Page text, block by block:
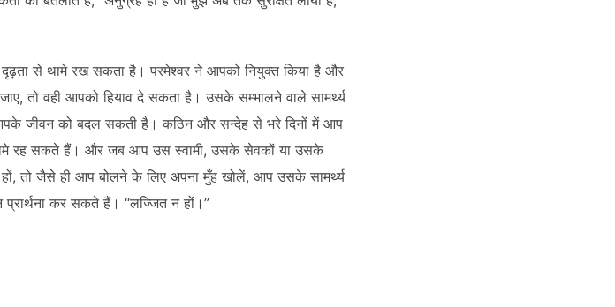
से थामे रख सकता है। परमेश्वर ने आपको नियुक्त किया है और
तो वही आपको हियाव दे सकता है। उसके सम्भालने वाले सामर्थ्य
जीवन को बदल सकती है। कठिन और सन्देह से भरे दिनों में आप
रह सकते हैं। और जब आप उस स्वामी, उसके सेवकों या उसके
तो जैसे ही आप बोलने के लिए अपना मुँह खोलें, आप उसके सामर्थ्य
कर सकते हैं। “लज्जित न हों।”